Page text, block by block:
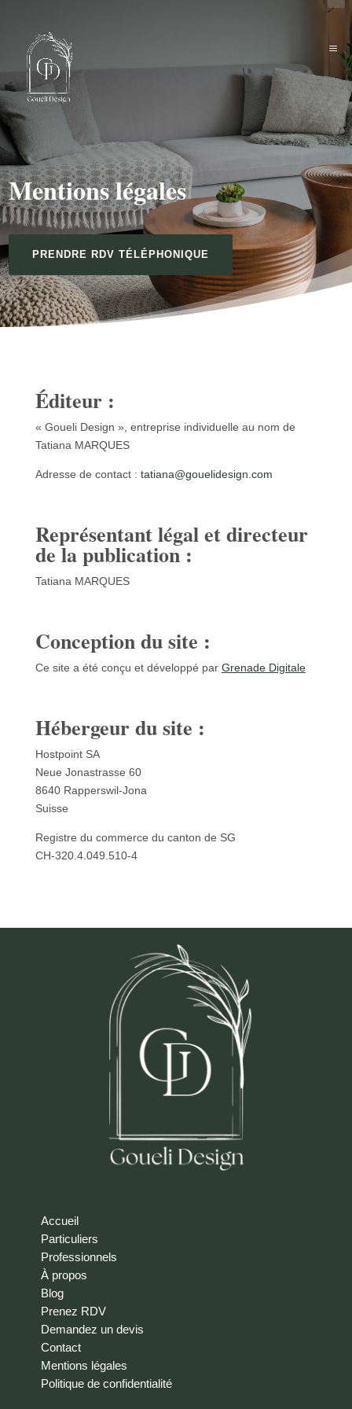
Mentions légales
PRENDRE RDV TÉLÉPHONIQUE
Éditeur :
« Goueli Design », entreprise individuelle au nom de
Tatiana MARQUES
Adresse de contact : moc.n
gised
ileuo
g@ana
itat
Représentant légal et directeur
de la publication :
Tatiana MARQUES
Conception du site :
Ce site a été conçu et développé par Grenade Digitale
Hébergeur du site :
Hostpoint SA
Neue Jonastrasse 60
8640 Rapperswil-Jona
Suisse
Registre du commerce du canton de SG
CH-320.4.049.510-4
Accueil
Particuliers
Professionnels
À propos
Blog
Prenez RDV
Demandez un devis
Contact
Mentions légales
Politique de confidentialité